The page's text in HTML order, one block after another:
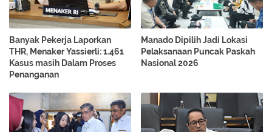
Banyak Pekerja Laporkan
THR, Menaker Yassierli: 1.461
Kasus masih Dalam Proses
Penanganan
Manado Dipilih Jadi Lokasi
Pelaksanaan Puncak Paskah
Nasional 2026